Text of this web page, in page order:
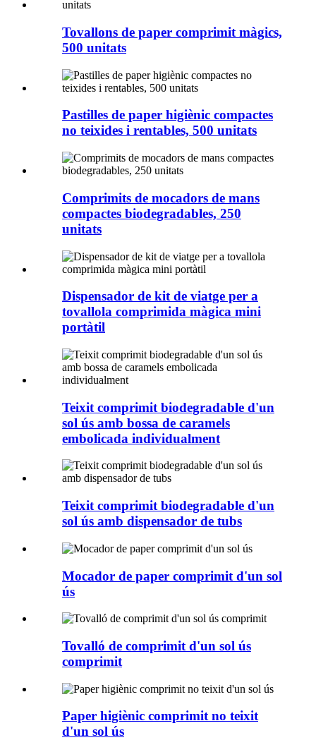
Tovallons de paper comprimit màgics,
500 unitats
Pastilles de paper higiènic compactes
no teixides i rentables, 500 unitats
Comprimits de mocadors de mans
compactes biodegradables, 250
unitats
Dispensador de kit de viatge per a
tovallola comprimida màgica mini
portàtil
Teixit comprimit biodegradable d'un
sol ús amb bossa de caramels
embolicada individualment
Teixit comprimit biodegradable d'un
sol ús amb dispensador de tubs
Mocador de paper comprimit d'un sol
ús
Tovalló de comprimit d'un sol ús
comprimit
Paper higiènic comprimit no teixit
d'un sol ús